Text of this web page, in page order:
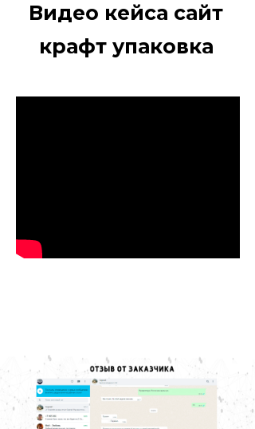
Видео кейса сайт
крафт упаковка